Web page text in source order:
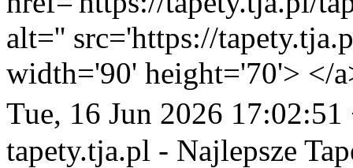
alt='' src='https://
width='90' height='70'> </
Tue, 16 Jun 2026 17:02:51
tapety.tja.pl - Najlepsze